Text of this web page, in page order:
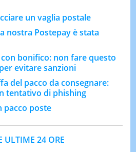
un vaglia postale
nostra Postepay è stata
bonifico: non fare questo
evitare sanzioni
del pacco da consegnare:
tentativo di phishing
pacco poste
ULTIME 24 ORE